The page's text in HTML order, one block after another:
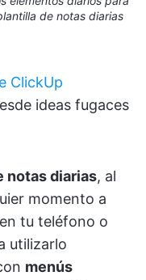
de notas diarias
ClickUp
ideas fugaces
notas diarias, al
momento a
tu teléfono o
utilizarlo
menús